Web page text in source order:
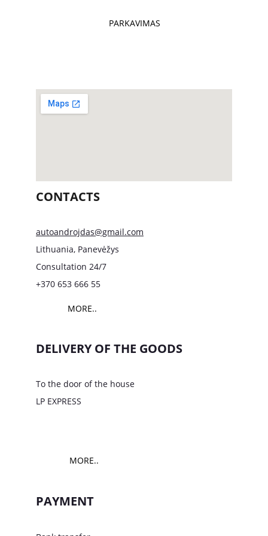
PARKAVIMAS
CONTACTS
autoandrojdas@gmail.com
Lithuania, Panevėžys
Consultation 24/7
+370 653 666 55
DELIVERY OF THE GOODS
To the door of the house
LP EXPRESS
PAYMENT
MORE..
MORE..